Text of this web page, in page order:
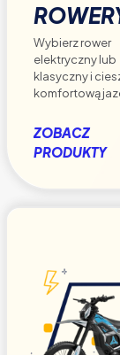
Wybierz rower
elektryczny lub
klasyczny i
komfortową
ZOBACZ
PRODUKTY